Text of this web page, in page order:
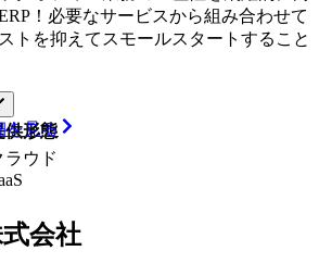
！必要なサービスから組み合わせて
を抑えてスモールスタートすること
形態
ウド
見る
会社